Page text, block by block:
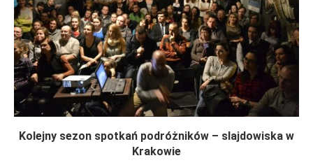
Kolejny sezon spotkań podróżników – slajdowiska w
Krakowie